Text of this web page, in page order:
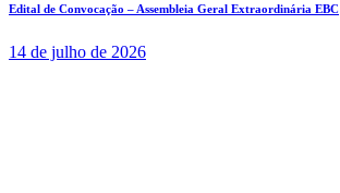
Edital de Convocação – Assembleia Geral Extraordinária EBC
14 de julho de 2026